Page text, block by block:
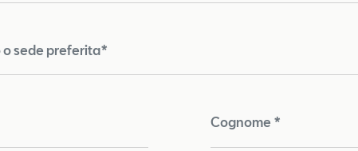
o sede preferita*
Cognome *